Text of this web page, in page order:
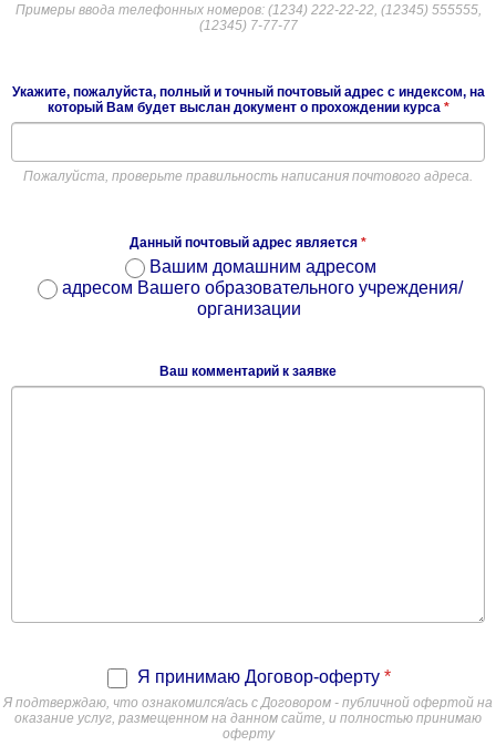
Примеры ввода телефонных номеров: (1234) 222-22-22, (12345) 555555,
(12345) 7-77-77
Укажите, пожалуйста, полный и точный почтовый адрес с индексом, на
который Вам будет выслан документ о прохождении курса *
Пожалуйста, проверьте правильность написания почтового адреса.
Данный почтовый адрес является *
Вашим домашним адресом
адресом Вашего образовательного учреждения/
организации
Ваш комментарий к заявке
Я принимаю Договор-оферту *
Я подтверждаю, что ознакомился/ась с Договором - публичной офертой на
оказание услуг, размещенном на данном сайте, и полностью принимаю
оферту